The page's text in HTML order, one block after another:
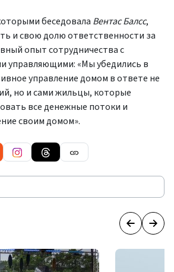
беседовала Вентас Балсс,
и свою долю ответственности за
опыт сотрудничества с
управляющими: «Мы убедились в
управление домом в ответе не
но и сами жильцы, которые
все денежные потоки и
своим домом».